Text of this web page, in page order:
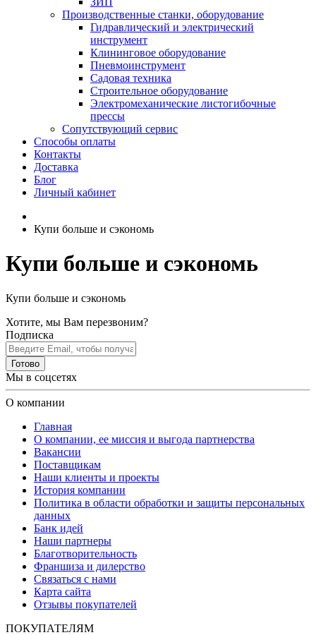
Производственные станки, оборудование
Гидравлический и электрический
инструмент
Клининговое оборудование
Пневмоинструмент
Садовая техника
Строительное оборудование
Электромеханические листогибочные
прессы
Сопутствующий сервис
Способы оплаты
Контакты
Доставка
Блог
Личный кабинет
Купи больше и сэкономь
Купи больше и сэкономь
Купи больше и сэкономь
Хотите, мы Вам перезвоним?
Подписка
Готово
Мы в соцсетях
О компании
Главная
О компании, ее миссия и выгода партнерства
Вакансии
Поставщикам
Наши клиенты и проекты
История компании
Политика в области обработки и защиты персональных
данных
Банк идей
Наши партнеры
Благотворительность
Франшиза и дилерство
Связаться с нами
Карта сайта
Отзывы покупателей
ПОКУПАТЕЛЯМ